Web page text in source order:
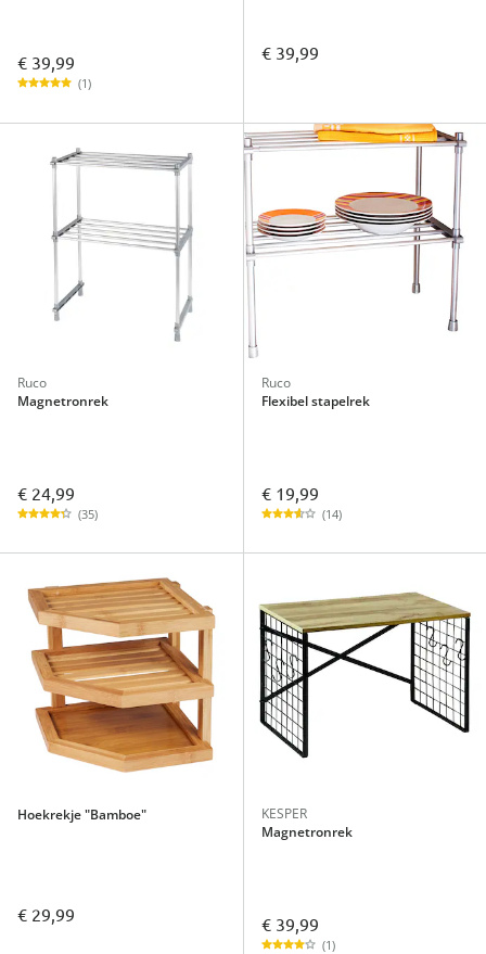
€ 39,99
(1)
€ 39,99
Ruco
Magnetronrek
€ 24,99
(35)
Ruco
Flexibel stapelrek
€ 19,99
(14)
Hoekrekje "Bamboe"
€ 29,99
KESPER
Magnetronrek
€ 39,99
(1)